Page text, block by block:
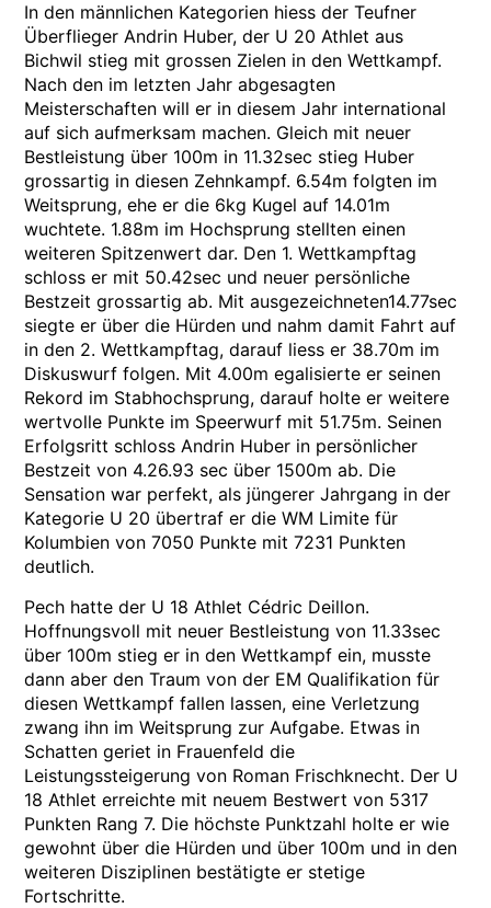
In den männlichen Kategorien hiess der Teufner
Überflieger Andrin Huber, der U 20 Athlet aus
Bichwil stieg mit grossen Zielen in den Wettkampf.
Nach den im letzten Jahr abgesagten
Meisterschaften will er in diesem Jahr international
auf sich aufmerksam machen. Gleich mit neuer
Bestleistung über 100m in 11.32sec stieg Huber
grossartig in diesen Zehnkampf. 6.54m folgten im
Weitsprung, ehe er die 6kg Kugel auf 14.01m
wuchtete. 1.88m im Hochsprung stellten einen
weiteren Spitzenwert dar. Den 1. Wettkampftag
schloss er mit 50.42sec und neuer persönliche
Bestzeit grossartig ab. Mit ausgezeichneten14.77sec
siegte er über die Hürden und nahm damit Fahrt auf
in den 2. Wettkampftag, darauf liess er 38.70m im
Diskuswurf folgen. Mit 4.00m egalisierte er seinen
Rekord im Stabhochsprung, darauf holte er weitere
wertvolle Punkte im Speerwurf mit 51.75m. Seinen
Erfolgsritt schloss Andrin Huber in persönlicher
Bestzeit von 4.26.93 sec über 1500m ab. Die
Sensation war perfekt, als jüngerer Jahrgang in der
Kategorie U 20 übertraf er die WM Limite für
Kolumbien von 7050 Punkte mit 7231 Punkten
deutlich.
Pech hatte der U 18 Athlet Cédric Deillon.
Hoffnungsvoll mit neuer Bestleistung von 11.33sec
über 100m stieg er in den Wettkampf ein, musste
dann aber den Traum von der EM Qualifikation für
diesen Wettkampf fallen lassen, eine Verletzung
zwang ihn im Weitsprung zur Aufgabe. Etwas in
Schatten geriet in Frauenfeld die
Leistungssteigerung von Roman Frischknecht. Der U
18 Athlet erreichte mit neuem Bestwert von 5317
Punkten Rang 7. Die höchste Punktzahl holte er wie
gewohnt über die Hürden und über 100m und in den
weiteren Disziplinen bestätigte er stetige
Fortschritte.